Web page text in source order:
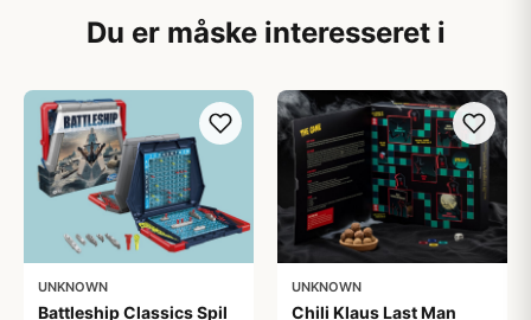
Du er måske interesseret i
UNKNOWN
Battleship Classics Spil
UNKNOWN
Chili Klaus Last Man